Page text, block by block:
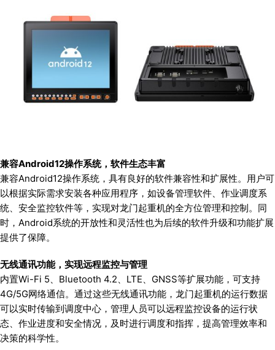
兼容Android12操作系统，软件生态丰富
兼容Android12操作系统，具有良好的软件兼容性和扩展性。用户可
以根据实际需求安装各种应用程序，如设备管理软件、作业调度系
统、安全监控软件等，实现对龙门起重机的全方位管理和控制。同
时，Android系统的开放性和灵活性也为后续的软件升级和功能扩展
提供了保障。
无线通讯功能，实现远程监控与管理
内置Wi-Fi 5、Bluetooth 4.2、LTE、GNSS等扩展功能，可支持
4G/5G网络通信。通过这些无线通讯功能，龙门起重机的运行数据
可以实时传输到调度中心，管理人员可以远程监控设备的运行状
态、作业进度和安全情况，及时进行调度和指挥，提高管理效率和
决策的科学性。